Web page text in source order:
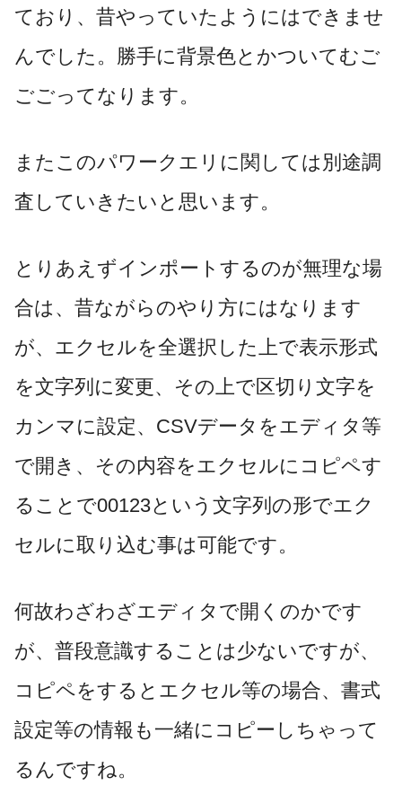
ており、昔やっていたようにはできませ
んでした。勝手に背景色とかついてむご
ごごってなります。
またこのパワークエリに関しては別途調
査していきたいと思います。
とりあえずインポートするのが無理な場
合は、昔ながらのやり方にはなります
が、エクセルを全選択した上で表示形式
を文字列に変更、その上で区切り文字を
カンマに設定、CSVデータをエディタ等
で開き、その内容をエクセルにコピペす
ることで00123という文字列の形でエク
セルに取り込む事は可能です。
何故わざわざエディタで開くのかです
が、普段意識することは少ないですが、
コピペをするとエクセル等の場合、書式
設定等の情報も一緒にコピーしちゃって
るんですね。